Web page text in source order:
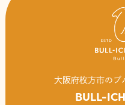
⼤阪府枚⽅市のブ
BULL-